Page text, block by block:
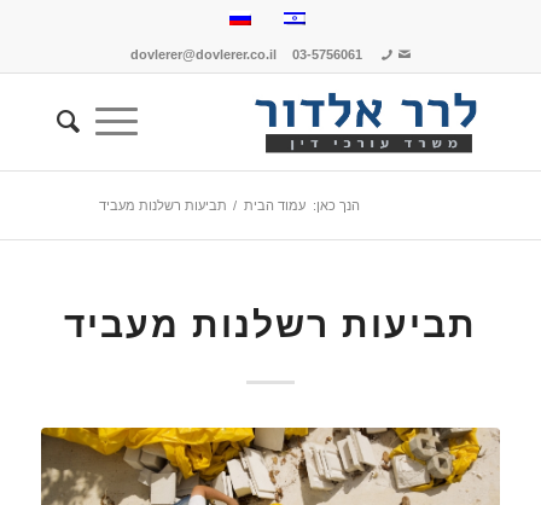
dovlerer@dovlerer.co.il 03-5756061
הנך כאן: עמוד הבית / תביעות רשלנות מעביד
תביעות רשלנות מעביד